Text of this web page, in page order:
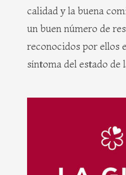
calidad y la buena
un buen número de
reconocidos por ellos
síntoma del estado de